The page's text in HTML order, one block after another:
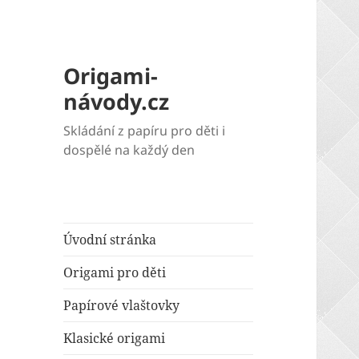
Origami-
návody.cz
Skládání z papíru pro děti i
dospělé na každý den
Úvodní stránka
Origami pro děti
Papírové vlaštovky
Klasické origami